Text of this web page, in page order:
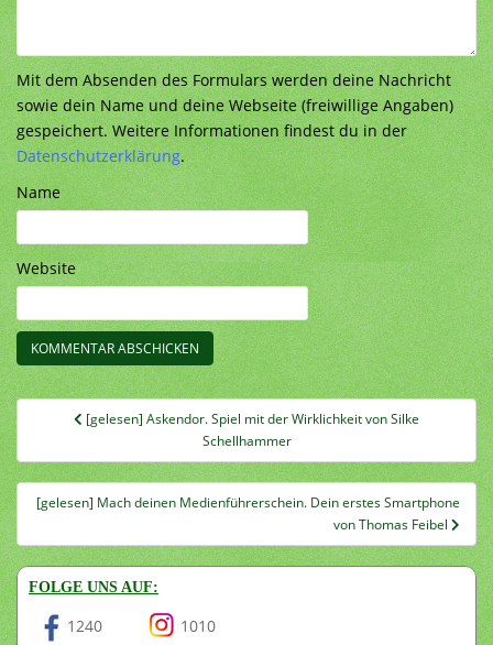
Mit dem Absenden des Formulars werden deine Nachricht
sowie dein Name und deine Webseite (freiwillige Angaben)
gespeichert. Weitere Informationen findest du in der
Datenschutzerklärung.
Name
Website
Beitragsnavigation
[gelesen] Askendor. Spiel mit der Wirklichkeit von Silke
Schellhammer
[gelesen] Mach deinen Medienführerschein. Dein erstes Smartphone
von Thomas Feibel
FOLGE UNS AUF:
1240 1010